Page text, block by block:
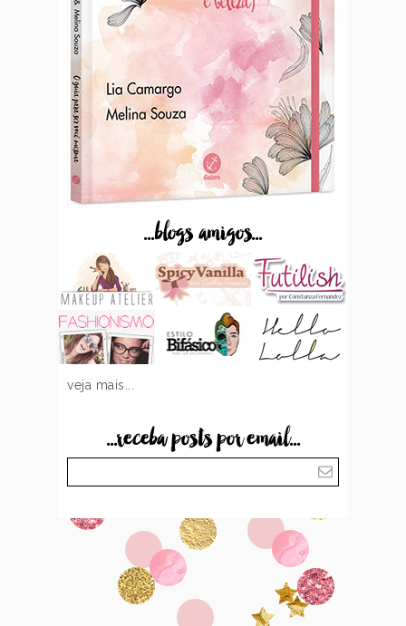
...blogs amigos...
veja mais...
...receba posts por email...